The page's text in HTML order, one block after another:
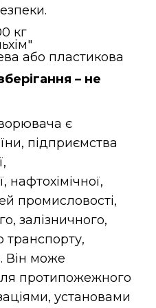
кг
або пластикова
– не
є
підприємства
нафтохімічної,
промисловості,
залізничного,
транспорту,
Він може
протипожежного
установами